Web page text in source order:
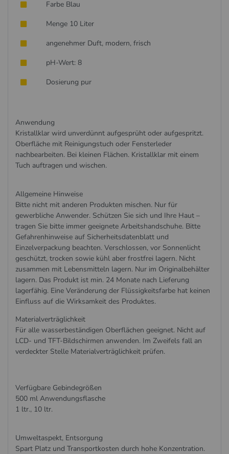
Farbe Blau
Menge 10 Liter
angenehmer Duft, modern, frisch
pH-Wert: 8
Dosierung pur
Anwendung
Kristallklar wird unverdünnt aufgesprüht oder aufgespritzt.
Oberfläche mit Reinigungstuch oder Fensterleder
nachbearbeiten. Bei kleinen Flächen. Kristallklar mit einem
Tuch auftragen und wischen.
Allgemeine Hinweise
Bitte nicht mit anderen Produkten mischen. Nur für
gewerbliche Anwender. Schützen Sie sich und Ihre Haut –
tragen Sie bitte immer geeignete Arbeitshandschuhe. Bitte
Gefahrenhinweise auf Sicherheitsdatenblatt und
Einzelverpackung beachten. Verschlossen, vor Sonnenlicht
geschützt, trocken sowie kühl aber frostfrei lagern. Nicht
zusammen mit Lebensmitteln lagern. Nur im Originalbehälter
lagern. Das Produkt ist min. 24 Monate nach Lieferung
lagerfähig. Eine Veränderung der Flüssigkeitsfarbe hat keinen
Einfluss auf die Wirksamkeit des Produktes.
Materialverträglichkeit
Für alle wasserbeständigen Oberflächen geeignet. Nicht auf
LCD- und TFT-Bildschirmen anwenden. Im Zweifels fall an
verdeckter Stelle Materialverträglichkeit prüfen.
Verfügbare Gebindegrößen
500 ml Anwendungsflasche
1 ltr., 10 ltr.
Umweltaspekt, Entsorgung
Spart Platz und Transportkosten durch hohe Konzentration.